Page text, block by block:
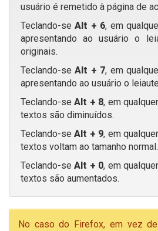
usuário é remetido à página de
Teclando-seAlt + 6, em
apresentando ao usuário o
originais.
Teclando-seAlt + 7, em
apresentando ao usuário o
Teclando-seAlt + 8, em
textos são diminuídos.
Teclando-seAlt + 9, em
textos voltam ao tamanho normal.
Teclando-seAlt + 0, em
textos são aumentados.
No caso do Firefox, em vez